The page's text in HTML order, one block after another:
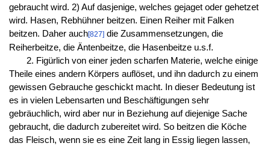
gebraucht wird. 2) Auf dasjenige, welches gejaget oder gehetzet
wird. Hasen, Rebhühner beitzen. Einen Reiher mit Falken
beitzen. Daher auch[827]die Zusammensetzungen, die
Reiherbeitze, die Äntenbeitze, die Hasenbeitze u.s.f.
2. Figürlich von einer jeden scharfen Materie, welche einige
Theile eines andern Körpers auflöset, und ihn dadurch zu einem
gewissen Gebrauche geschickt macht. In dieser Bedeutung ist
es in vielen Lebensarten und Beschäftigungen sehr
gebräuchlich, wird aber nur in Beziehung auf diejenige Sache
gebraucht, die dadurch zubereitet wird. So beitzen die Köche
das Fleisch, wenn sie es eine Zeit lang in Essig liegen lassen,